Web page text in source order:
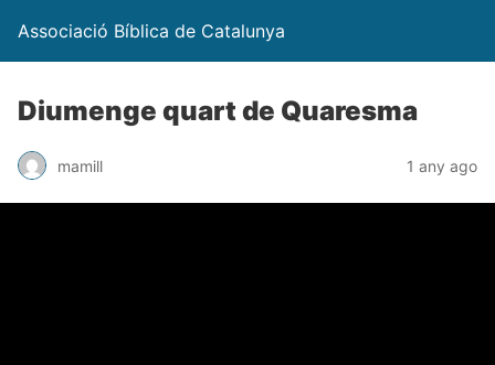
Associació Bíblica de Catalunya
Diumenge quart de Quaresma
mamill 1 any ago